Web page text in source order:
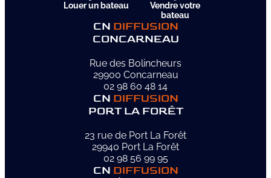
Louer un bateau
Vendre votre
bateau
CN DIFFUSION
CONCARNEAU
Rue des Bolincheurs
29900 Concarneau
02 98 60 48 14
CN DIFFUSION
PORT LA FORÊT
23 rue de Port La Forêt
29940 Port La Forêt
02 98 56 99 95
CN DIFFUSION